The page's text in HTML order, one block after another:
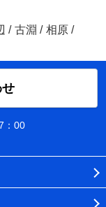
/ 古淵 / 相原 /
：00